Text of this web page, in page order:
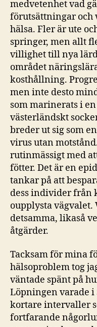
medvetenhet vad
förutsättningar och
hälsa. Fler är ute
springer, men allt
villighet till nya
området
kosthållning.
men inte desto
som marinerats i
västerländskt
breder ut sig som
virus utan
rutinmässigt med
fötter. Det är en
tankar på att
dess individer från
oupplysta
detsamma, likaså
åtgärder.
Tacksam för mina
hälsoproblem tog
väntade spänt på
Löpningen varade
kortare intervaller
fortfarande